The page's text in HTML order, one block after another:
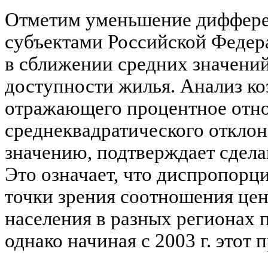
Отметим уменьшение
субъектами Российской
в сближении средних
доступности жилья. Анализ
отражающего процентное
среднеквадратического
значению, подтверждает
Это означает, что
точки зрения соотношения
населения в разных регионах
однако начиная с 2003 г. этот